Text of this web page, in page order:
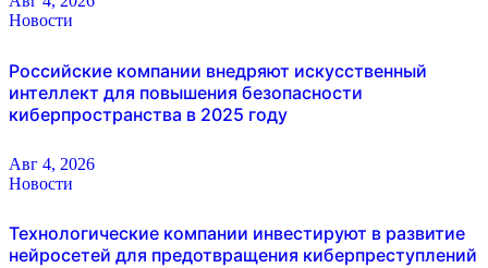
Новости
Российские компании внедряют искусственный
интеллект для повышения безопасности
киберпространства в 2025 году
Авг 4, 2026
Новости
Технологические компании инвестируют в развитие
нейросетей для предотвращения киберпреступлений